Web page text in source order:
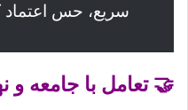
سریع، حس اعتماد
🤝 تعامل با جامعه و